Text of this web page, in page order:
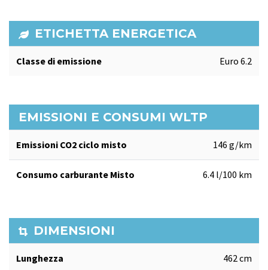
ETICHETTA ENERGETICA
Classe di emissione Euro 6.2
EMISSIONI E CONSUMI WLTP
Emissioni CO2 ciclo misto 146 g/km
Consumo carburante Misto 6.4 l/100 km
DIMENSIONI
Lunghezza 462 cm